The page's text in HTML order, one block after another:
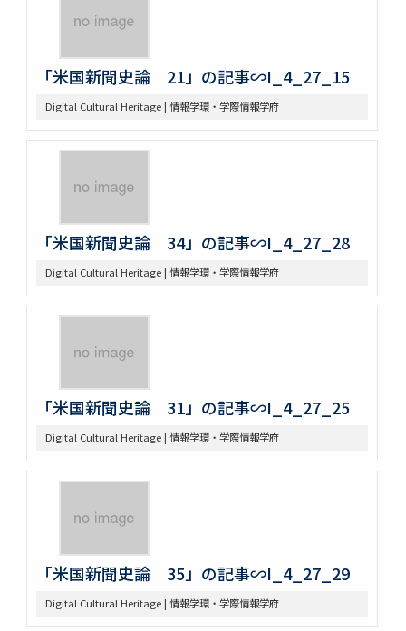
「米国新聞史論 21」の記事∽I_4_27_15
Digital Cultural Heritage | 情報学環・学際情報学府
「米国新聞史論 34」の記事∽I_4_27_28
Digital Cultural Heritage | 情報学環・学際情報学府
「米国新聞史論 31」の記事∽I_4_27_25
Digital Cultural Heritage | 情報学環・学際情報学府
「米国新聞史論 35」の記事∽I_4_27_29
Digital Cultural Heritage | 情報学環・学際情報学府